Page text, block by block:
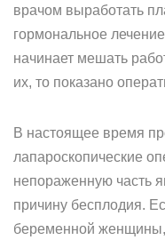
врачом выработать
гормональное
начинает мешать
их, то показано
В настоящее время
лапароскопические
непораженную часть
причину бесплодия.
беременной женщины,